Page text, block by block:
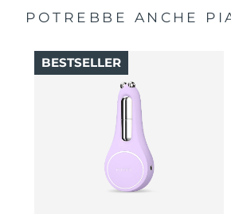
POTREBBE ANCHE
BESTSELLER